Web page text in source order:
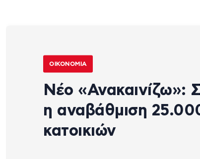
ΟΙΚΟΝΟΜΊΑ
Νέο «Ανακαινίζω»:
η αναβάθμιση
κατοικιών